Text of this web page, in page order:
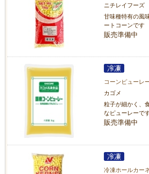
ニチレイフーズ
甘味種特有の風
ートコーンです
販売準備中
コーンピューレ
カゴメ
粒子が細かく、
なピューレーで
販売準備中
冷凍ホールカー